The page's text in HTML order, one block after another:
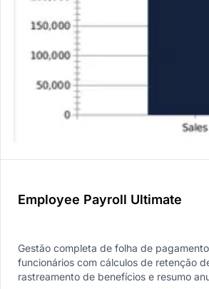
Employee Payroll Ultimate
Gestão completa de folha de
funcionários com cálculos de retenção
rastreamento de benefícios e resumo